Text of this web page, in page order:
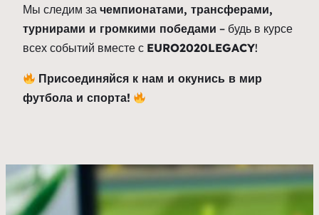
Мы следим за чемпионатами, трансферами,
турнирами и громкими победами – будь в курсе
всех событий вместе с EURO2020LEGACY!
Присоединяйся к нам и окунись в мир
футбола и спорта!